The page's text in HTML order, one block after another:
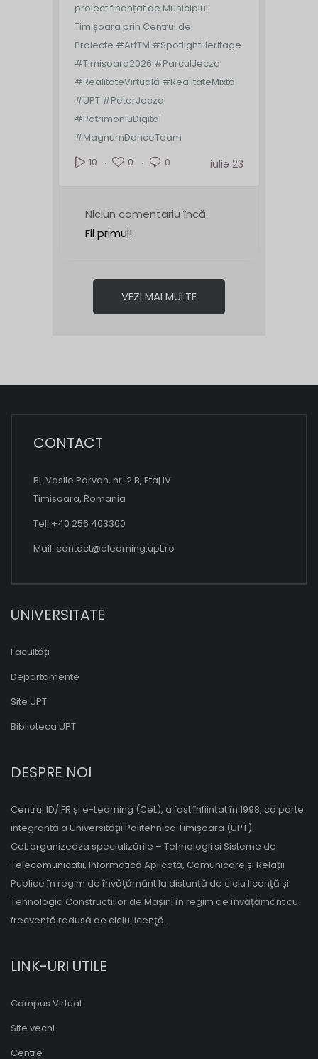
proiect finanțat de Municipiul
Timișoara prin Centrul de
Proiecte.#ArtTM #SpotlightHeritage
#Timișoara2026 #ParculJecza
#RealitateVirtuală #RealitateMixtă
#UPT #PeterJecza
#PatrimoniuDigital
#MagnumDanceTeam
10
0 0 iulie 23
Niciun comentariu încă.
Fii primul!
VEZI MAI MULTE
CONTACT
Bl. Vasile Parvan, nr. 2 B, Etaj IV
Timisoara, Romania
Tel: +40 256 403300
Mail: contact@elearning.upt.ro
UNIVERSITATE
Facultăți
Departamente
Site UPT
Biblioteca UPT
DESPRE NOI
Centrul ID/IFR și e-Learning (CeL), a fost înființat în 1998, ca parte
integrantă a Universităţii Politehnica Timişoara (UPT).
CeL organizeaza specializările – Tehnologii si Sisteme de
Telecomunicatii, Informatică Aplicată, Comunicare și Relații
Publice în regim de învăţământ la distanță de ciclu licenţă și
Tehnologia Construcțiilor de Mașini în regim de învățământ cu
frecvență redusă de ciclu licenţă.
LINK-URI UTILE
Campus Virtual
Site vechi
Centre